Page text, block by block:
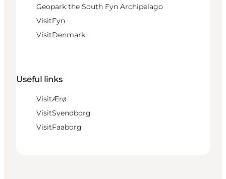
Geopark the South Fyn Archipelago
VisitFyn
VisitDenmark
Useful links
VisitÆrø
VisitSvendborg
VisitFaaborg